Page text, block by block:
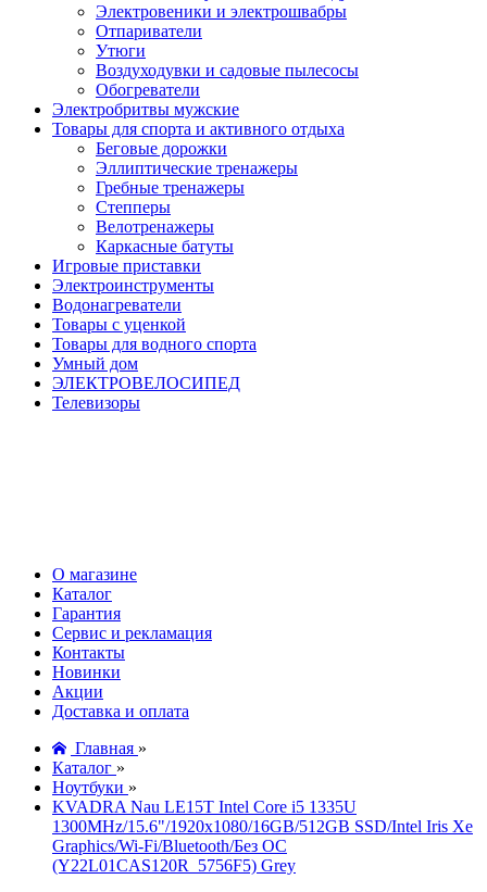
Электровеники и электрошвабры
Отпариватели
Утюги
Воздуходувки и садовые пылесосы
Обогреватели
Электробритвы мужские
Товары для спорта и активного отдыха
Беговые дорожки
Эллиптические тренажеры
Гребные тренажеры
Степперы
Велотренажеры
Каркасные батуты
Игровые приставки
Электроинструменты
Водонагреватели
Товары с уценкой
Товары для водного спорта
Умный дом
ЭЛЕКТРОВЕЛОСИПЕД
Телевизоры
О магазине
Каталог
Гарантия
Сервис и рекламация
Контакты
Новинки
Акции
Доставка и оплата
Главная »
Каталог »
Ноутбуки »
KVADRA Nau LE15T Intel Core i5 1335U
1300MHz/15.6"/1920х1080/16GB/512GB SSD/Intel Iris Xe
Graphics/Wi-Fi/Bluetooth/Без ОС
(Y22L01CAS120R_5756F5) Grey